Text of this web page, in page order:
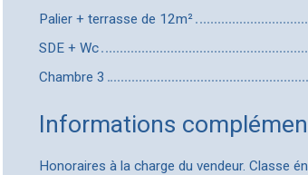
Palier + terrasse de 12m²
SDE + Wc
Chambre 3
Informations
Honoraires à la charge du vendeur. Classe